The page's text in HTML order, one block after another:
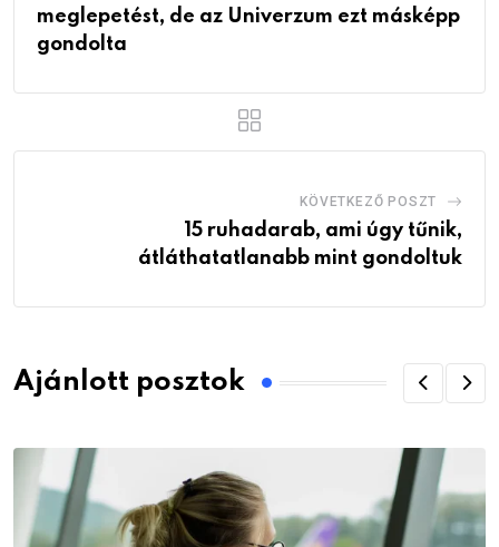
meglepetést, de az Univerzum ezt másképp
gondolta
KÖVETKEZŐ POSZT
15 ruhadarab, ami úgy tűnik,
átláthatatlanabb mint gondoltuk
Ajánlott posztok